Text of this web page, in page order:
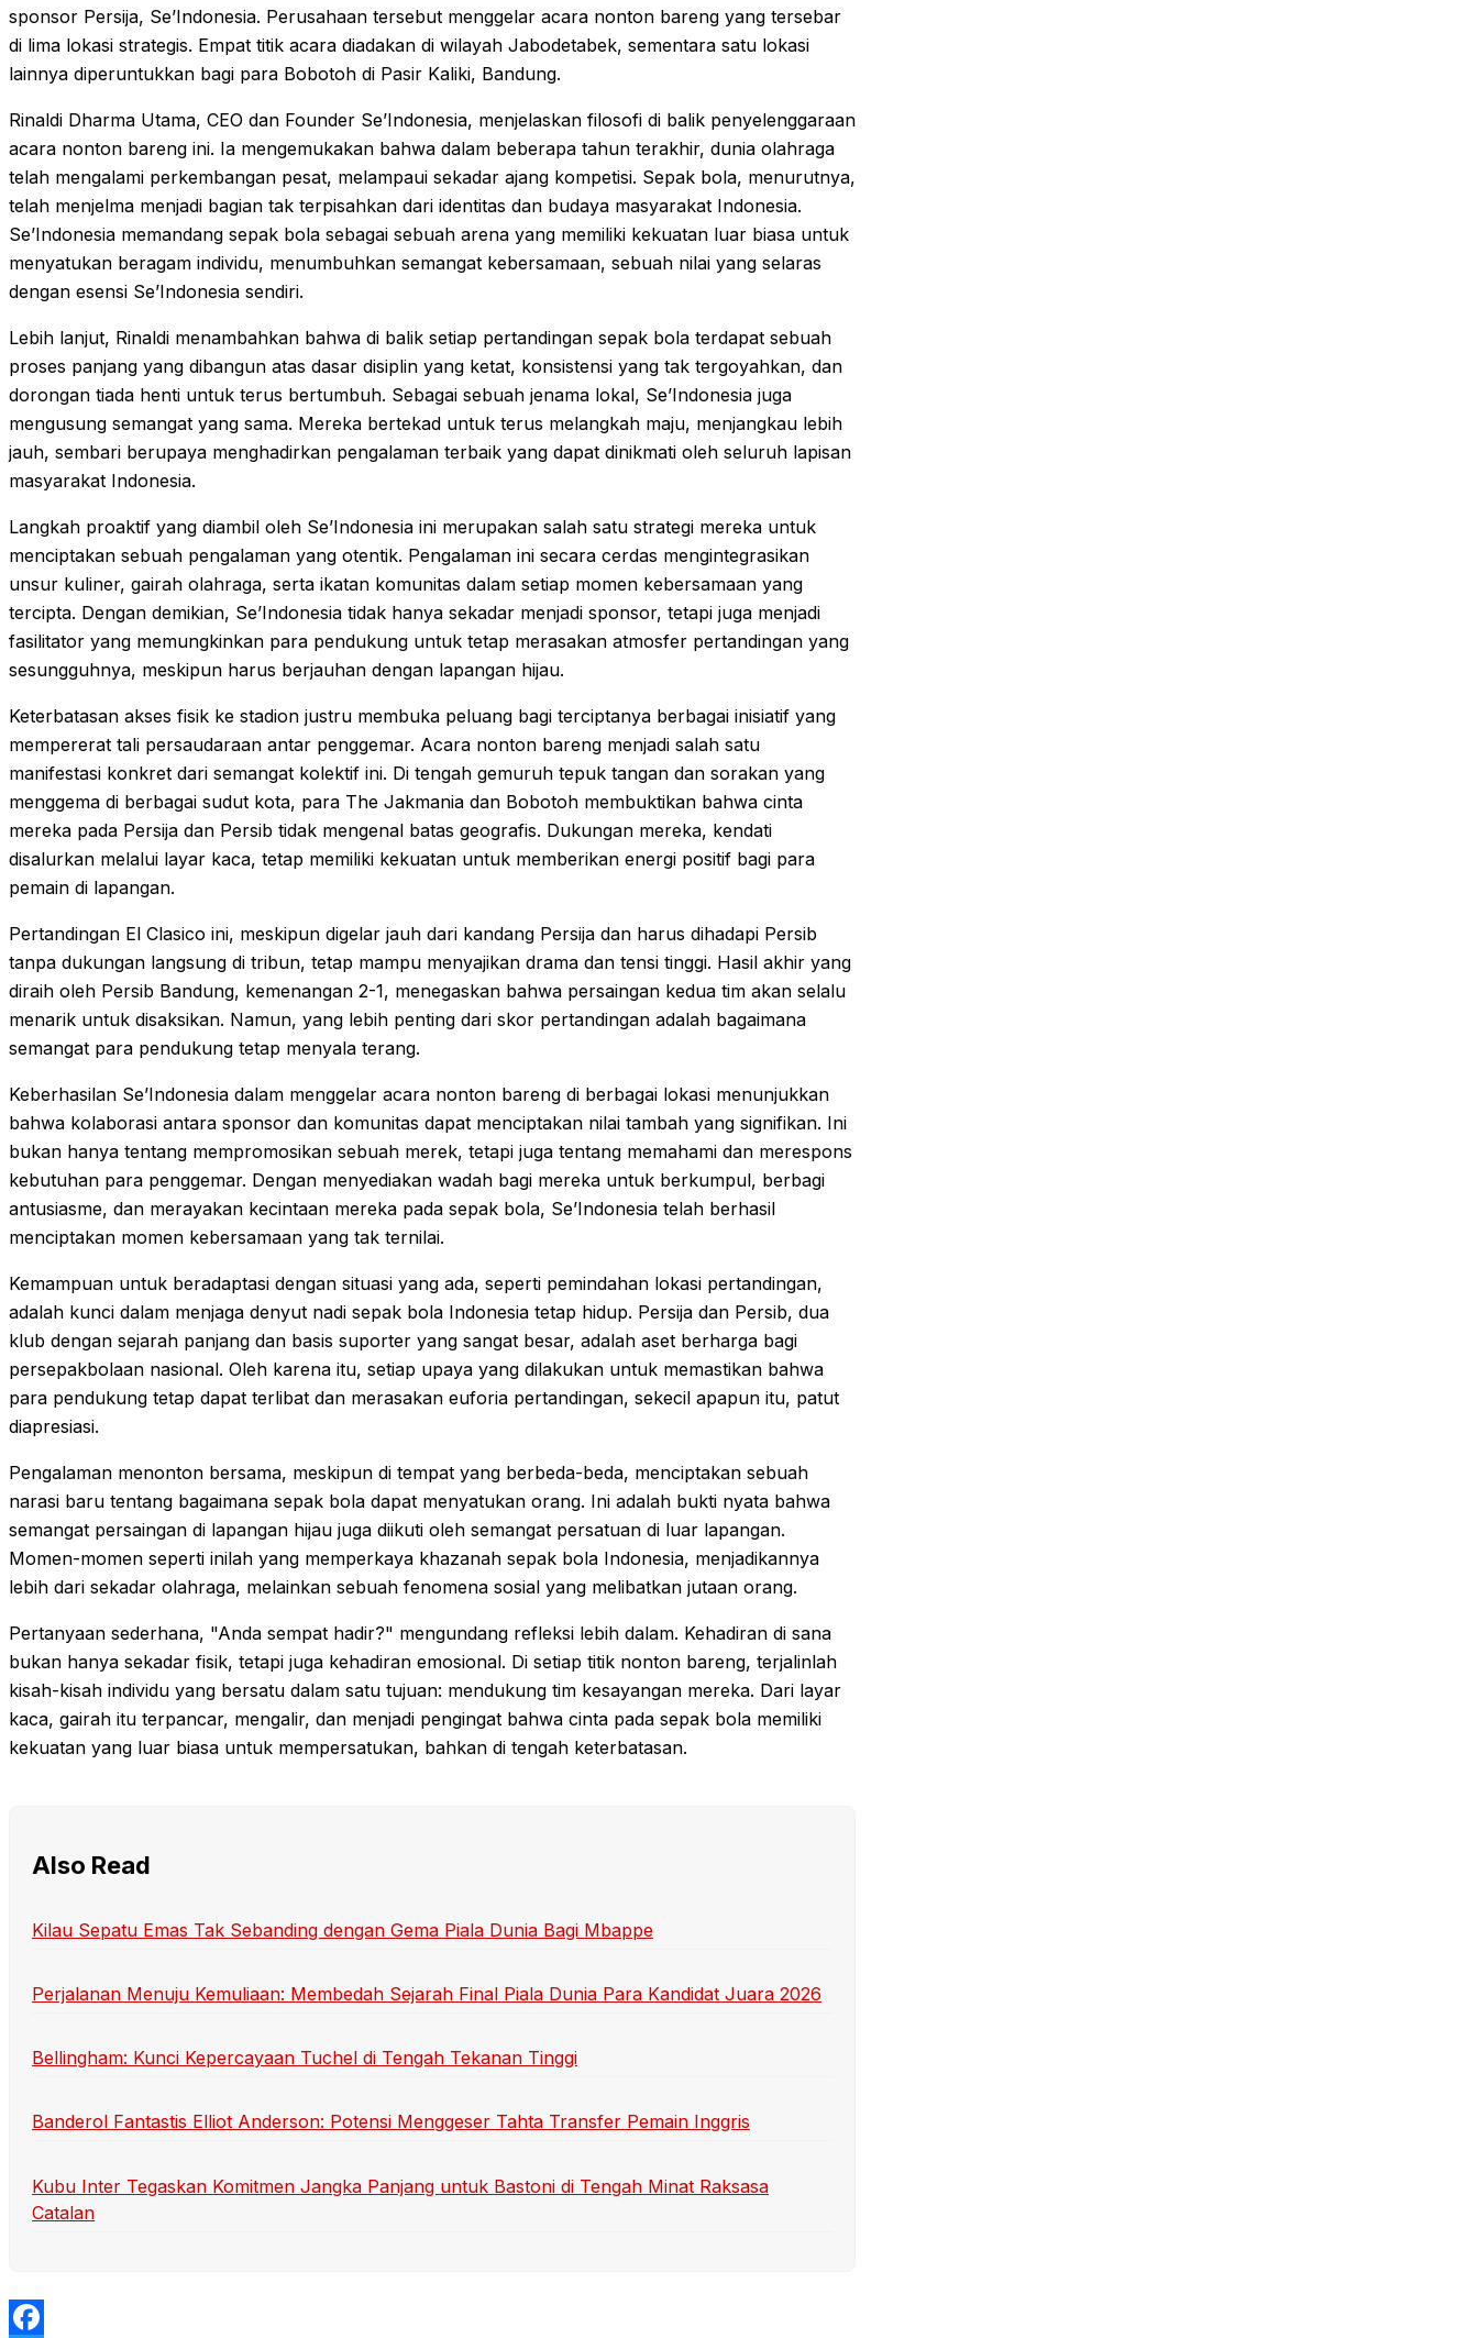
sponsor Persija, Se’Indonesia. Perusahaan tersebut menggelar acara nonton bareng yang tersebar
di lima lokasi strategis. Empat titik acara diadakan di wilayah Jabodetabek, sementara satu lokasi
lainnya diperuntukkan bagi para Bobotoh di Pasir Kaliki, Bandung.
Rinaldi Dharma Utama, CEO dan Founder Se’Indonesia, menjelaskan filosofi di balik penyelenggaraan
acara nonton bareng ini. Ia mengemukakan bahwa dalam beberapa tahun terakhir, dunia olahraga
telah mengalami perkembangan pesat, melampaui sekadar ajang kompetisi. Sepak bola, menurutnya,
telah menjelma menjadi bagian tak terpisahkan dari identitas dan budaya masyarakat Indonesia.
Se’Indonesia memandang sepak bola sebagai sebuah arena yang memiliki kekuatan luar biasa untuk
menyatukan beragam individu, menumbuhkan semangat kebersamaan, sebuah nilai yang selaras
dengan esensi Se’Indonesia sendiri.
Lebih lanjut, Rinaldi menambahkan bahwa di balik setiap pertandingan sepak bola terdapat sebuah
proses panjang yang dibangun atas dasar disiplin yang ketat, konsistensi yang tak tergoyahkan, dan
dorongan tiada henti untuk terus bertumbuh. Sebagai sebuah jenama lokal, Se’Indonesia juga
mengusung semangat yang sama. Mereka bertekad untuk terus melangkah maju, menjangkau lebih
jauh, sembari berupaya menghadirkan pengalaman terbaik yang dapat dinikmati oleh seluruh lapisan
masyarakat Indonesia.
Langkah proaktif yang diambil oleh Se’Indonesia ini merupakan salah satu strategi mereka untuk
menciptakan sebuah pengalaman yang otentik. Pengalaman ini secara cerdas mengintegrasikan
unsur kuliner, gairah olahraga, serta ikatan komunitas dalam setiap momen kebersamaan yang
tercipta. Dengan demikian, Se’Indonesia tidak hanya sekadar menjadi sponsor, tetapi juga menjadi
fasilitator yang memungkinkan para pendukung untuk tetap merasakan atmosfer pertandingan yang
sesungguhnya, meskipun harus berjauhan dengan lapangan hijau.
Keterbatasan akses fisik ke stadion justru membuka peluang bagi terciptanya berbagai inisiatif yang
mempererat tali persaudaraan antar penggemar. Acara nonton bareng menjadi salah satu
manifestasi konkret dari semangat kolektif ini. Di tengah gemuruh tepuk tangan dan sorakan yang
menggema di berbagai sudut kota, para The Jakmania dan Bobotoh membuktikan bahwa cinta
mereka pada Persija dan Persib tidak mengenal batas geografis. Dukungan mereka, kendati
disalurkan melalui layar kaca, tetap memiliki kekuatan untuk memberikan energi positif bagi para
pemain di lapangan.
Pertandingan El Clasico ini, meskipun digelar jauh dari kandang Persija dan harus dihadapi Persib
tanpa dukungan langsung di tribun, tetap mampu menyajikan drama dan tensi tinggi. Hasil akhir yang
diraih oleh Persib Bandung, kemenangan 2-1, menegaskan bahwa persaingan kedua tim akan selalu
menarik untuk disaksikan. Namun, yang lebih penting dari skor pertandingan adalah bagaimana
semangat para pendukung tetap menyala terang.
Keberhasilan Se’Indonesia dalam menggelar acara nonton bareng di berbagai lokasi menunjukkan
bahwa kolaborasi antara sponsor dan komunitas dapat menciptakan nilai tambah yang signifikan. Ini
bukan hanya tentang mempromosikan sebuah merek, tetapi juga tentang memahami dan merespons
kebutuhan para penggemar. Dengan menyediakan wadah bagi mereka untuk berkumpul, berbagi
antusiasme, dan merayakan kecintaan mereka pada sepak bola, Se’Indonesia telah berhasil
menciptakan momen kebersamaan yang tak ternilai.
Kemampuan untuk beradaptasi dengan situasi yang ada, seperti pemindahan lokasi pertandingan,
adalah kunci dalam menjaga denyut nadi sepak bola Indonesia tetap hidup. Persija dan Persib, dua
klub dengan sejarah panjang dan basis suporter yang sangat besar, adalah aset berharga bagi
persepakbolaan nasional. Oleh karena itu, setiap upaya yang dilakukan untuk memastikan bahwa
para pendukung tetap dapat terlibat dan merasakan euforia pertandingan, sekecil apapun itu, patut
diapresiasi.
Pengalaman menonton bersama, meskipun di tempat yang berbeda-beda, menciptakan sebuah
narasi baru tentang bagaimana sepak bola dapat menyatukan orang. Ini adalah bukti nyata bahwa
semangat persaingan di lapangan hijau juga diikuti oleh semangat persatuan di luar lapangan.
Momen-momen seperti inilah yang memperkaya khazanah sepak bola Indonesia, menjadikannya
lebih dari sekadar olahraga, melainkan sebuah fenomena sosial yang melibatkan jutaan orang.
Pertanyaan sederhana, "Anda sempat hadir?" mengundang refleksi lebih dalam. Kehadiran di sana
bukan hanya sekadar fisik, tetapi juga kehadiran emosional. Di setiap titik nonton bareng, terjalinlah
kisah-kisah individu yang bersatu dalam satu tujuan: mendukung tim kesayangan mereka. Dari layar
kaca, gairah itu terpancar, mengalir, dan menjadi pengingat bahwa cinta pada sepak bola memiliki
kekuatan yang luar biasa untuk mempersatukan, bahkan di tengah keterbatasan.
Also Read
Kilau Sepatu Emas Tak Sebanding dengan Gema Piala Dunia Bagi Mbappe
Perjalanan Menuju Kemuliaan: Membedah Sejarah Final Piala Dunia Para Kandidat Juara 2026
Bellingham: Kunci Kepercayaan Tuchel di Tengah Tekanan Tinggi
Banderol Fantastis Elliot Anderson: Potensi Menggeser Tahta Transfer Pemain Inggris
Kubu Inter Tegaskan Komitmen Jangka Panjang untuk Bastoni di Tengah Minat Raksasa
Catalan